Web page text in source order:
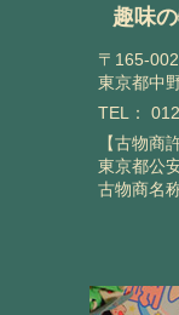
趣味
〒165-
東京都中
TEL：
【古物商
東京都公
古物商名